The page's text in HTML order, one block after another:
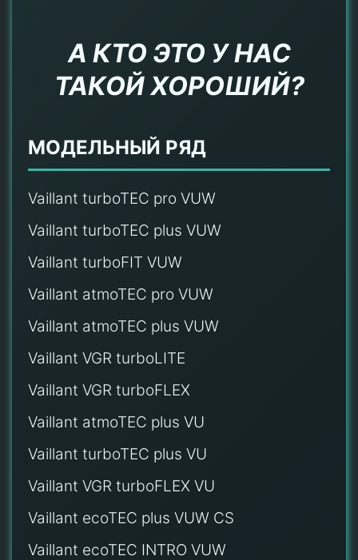
А КТО ЭТО У НАС
ТАКОЙ ХОРОШИЙ?
МОДЕЛЬНЫЙ РЯД
Vaillant turboTEC pro VUW
Vaillant turboTEC plus VUW
Vaillant turboFIT VUW
Vaillant atmoTEC pro VUW
Vaillant atmoTEC plus VUW
Vaillant VGR turboLITE
Vaillant VGR turboFLEX
Vaillant atmoTEC plus VU
Vaillant turboTEC plus VU
Vaillant VGR turboFLEX VU
Vaillant ecoTEC plus VUW CS
Vaillant ecoTEC INTRO VUW